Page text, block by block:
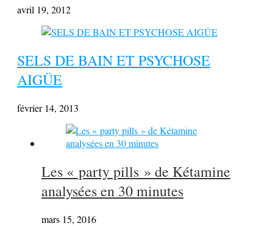
avril 19, 2012
SELS DE BAIN ET PSYCHOSE
AIGÜE
février 14, 2013
Les « party pills » de Kétamine
analysées en 30 minutes
mars 15, 2016